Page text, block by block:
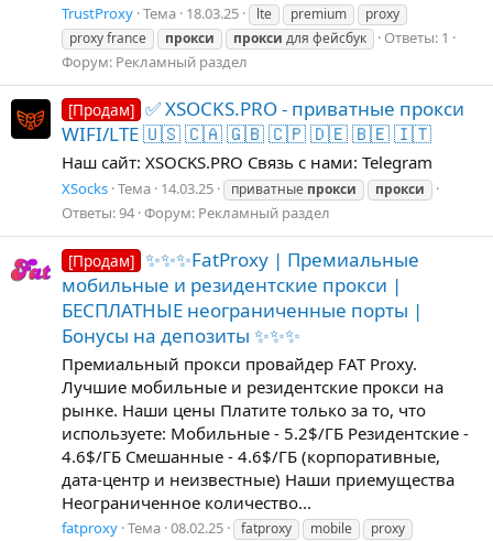
TrustProxy Тема 18.03.25 lte premium
proxy
proxy france
прокси прокси для фейсбук
Ответы: 1
Форум: Рекламный раздел
[Продам] ✅ XSOCKS.PRO - приватные прокси
WIFI/LTE 🇺🇸 🇨🇦 🇬🇧 🇨🇵 🇩🇪 🇧🇪 🇮🇹
Наш сайт: XSOCKS.PRO Связь с нами: Telegram
XSocks Тема 14.03.25 приватные прокси прокси
Ответы: 94 Форум: Рекламный раздел
[Продам] ✨✨✨FatProxy | Премиальные
мобильные и резидентские прокси |
БЕСПЛАТНЫЕ неограниченные порты |
Бонусы на депозиты ✨✨✨
Премиальный прокси провайдер FAT Proxy.
Лучшие мобильные и резидентские прокси на
рынке. Наши цены Платите только за то, что
используете: Мобильные - 5.2$/ГБ Резидентские -
4.6$/ГБ Смешанные - 4.6$/ГБ (корпоративные,
дата-центр и неизвестные) Наши приемущества
Неограниченное количество...
fatproxy Тема 08.02.25 fatproxy mobile
proxy